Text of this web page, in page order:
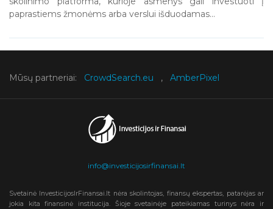
paprastiems žmonėms arba verslui išduodamas...
Mūsų partneriai: CrowdSearch.eu , AmberPixel
info@investicijosirfinansai.lt
Svetainė InvesticijosIrFinansai.lt nėra skolintojas, finansų ekspertas, patarėjas ar
jokia kita finansinė institucija. Šioje svetainėje pateikiamas turinys nėra ir